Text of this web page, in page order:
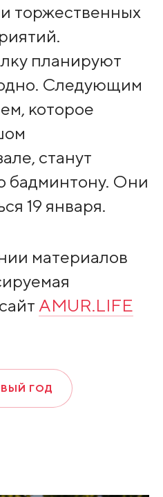
торжественных
планируют
Следующим
которое
станут
бадминтону. Они
19 января.
материалов
AMUR.LIFE
ГОД